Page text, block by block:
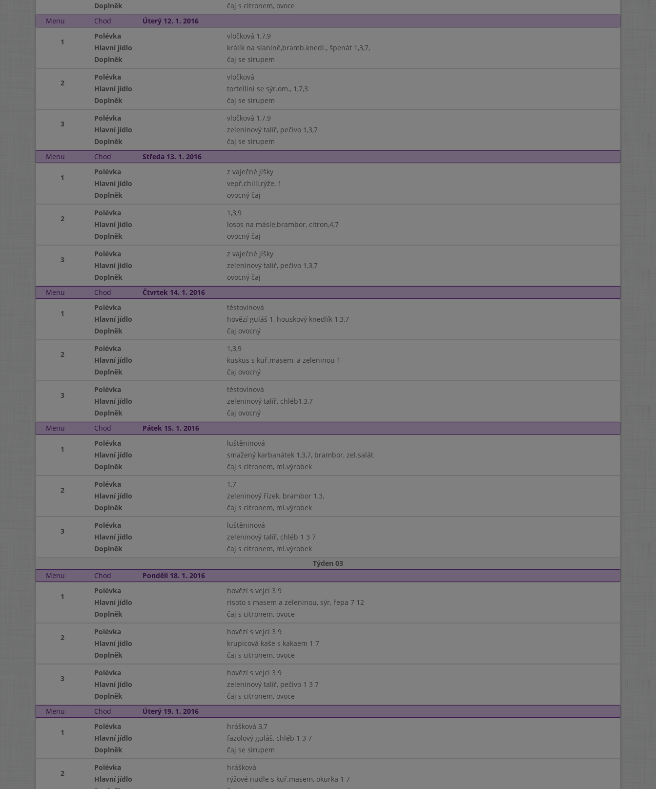
Doplněk
čaj s citronem, ovoce
Menu
Chod Úterý 12. 1. 2016
1
Polévka
vločková 1,7,9
Hlavní jídlo
králík na slanině,bramb.knedl., špenát 1,3,7,
Doplněk
čaj se sirupem
2
Polévka
vločková
Hlavní jídlo
tortellini se sýr.om., 1,7,3
Doplněk
čaj se sirupem
3
Polévka
vločková 1,7,9
Hlavní jídlo
zeleninový talíř, pečivo 1,3,7
Doplněk
čaj se sirupem
Menu
Chod Středa 13. 1. 2016
1
Polévka
z vaječné jíšky
Hlavní jídlo
vepř.chilli,rýže, 1
Doplněk
ovocný čaj
2
Polévka
1,3,9
Hlavní jídlo
losos na másle,brambor, citron,4,7
Doplněk
ovocný čaj
3
Polévka
z vaječné jíšky
Hlavní jídlo
zeleninový talíř, pečivo 1,3,7
Doplněk
ovocný čaj
Menu
Chod Čtvrtek 14. 1. 2016
1
Polévka
těstovinová
Hlavní jídlo
hovězí guláš 1, houskový knedlík 1,3,7
Doplněk
čaj ovocný
2
Polévka
1,3,9
Hlavní jídlo
kuskus s kuř.masem, a zeleninou 1
Doplněk
čaj ovocný
3
Polévka
těstovinová
Hlavní jídlo
zeleninový talíř, chléb1,3,7
Doplněk
čaj ovocný
Menu
Chod Pátek 15. 1. 2016
1
Polévka
luštěninová
Hlavní jídlo
smažený karbanátek 1,3,7, brambor, zel.salát
Doplněk
čaj s citronem, ml.výrobek
2
Polévka
1,7
Hlavní jídlo
zeleninový řízek, brambor 1,3,
Doplněk
čaj s citronem, ml.výrobek
3
Polévka
luštěninová
Hlavní jídlo
zeleninový talíř, chléb 1 3 7
Doplněk
čaj s citronem, ml.výrobek
Týden 03
Menu
Chod Pondělí 18. 1. 2016
1
Polévka
hovězí s vejci 3 9
Hlavní jídlo
risoto s masem a zeleninou, sýr, řepa 7 12
Doplněk
čaj s citronem, ovoce
2
Polévka
hovězí s vejci 3 9
Hlavní jídlo
krupicová kaše s kakaem 1 7
Doplněk
čaj s citronem, ovoce
3
Polévka
hovězí s vejci 3 9
Hlavní jídlo
zeleninový talíř, pečivo 1 3 7
Doplněk
čaj s citronem, ovoce
Menu
Chod Úterý 19. 1. 2016
1
Polévka
hrášková 3,7
Hlavní jídlo
fazolový guláš, chléb 1 3 7
Doplněk
čaj se sirupem
2
Polévka
hrášková
Hlavní jídlo
rýžové nudle s kuř.masem, okurka 1 7